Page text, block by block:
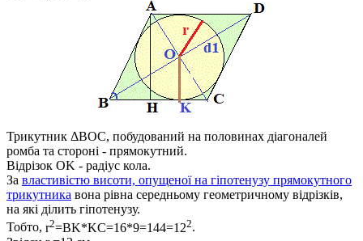
Трикутник ΔBOC, побудований на половинах діагоналей
ромба та стороні - прямокутний.
Відрізок OK - радіус кола.
За властивістю висоти, опущеної на гіпотенузу прямокутного
трикутника вона рівна середньому геометричному відрізків,
на які ділить гіпотенузу.
Тобто, r2=BK*KC=16*9=144=122.